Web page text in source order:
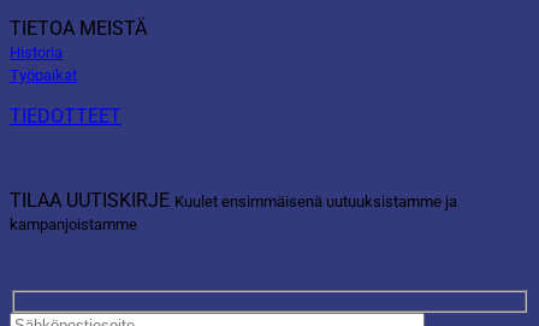
TIETOA MEISTÄ
Historia
Työpaikat
TIEDOTTEET
TILAA UUTISKIRJE Kuulet ensimmäisenä uutuuksistamme ja
kampanjoistamme